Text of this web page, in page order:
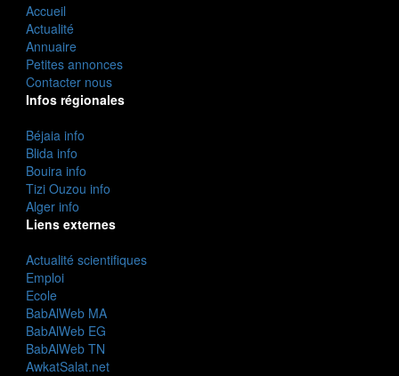
Accueil
Actualité
Annuaire
Petites annonces
Contacter nous
Infos régionales
Béjaia info
Blida info
Bouira info
Tizi Ouzou info
Alger info
Liens externes
Actualité scientifiques
Emploi
Ecole
BabAlWeb MA
BabAlWeb EG
BabAlWeb TN
AwkatSalat.net